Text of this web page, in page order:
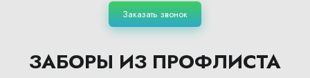
Заказать звонок
ЗАБОРЫ ИЗ ПРОФЛИСТА